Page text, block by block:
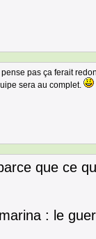
pas ça ferait
sera au complet.
que ce
: le